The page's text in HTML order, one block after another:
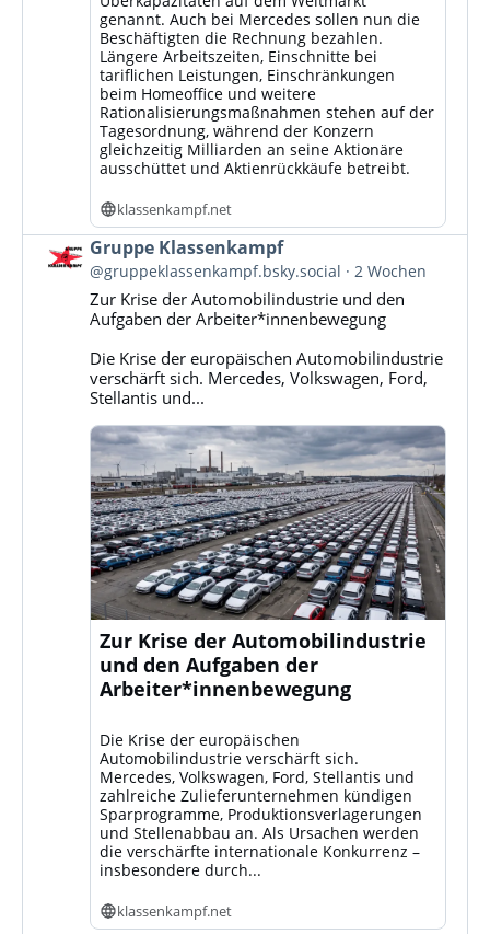
genannt. Auch bei Mercedes sollen nun die
Beschäftigten die Rechnung bezahlen.
Längere Arbeitszeiten, Einschnitte bei
tariflichen Leistungen, Einschränkungen
beim Homeoffice und weitere
Rationalisierungsmaßnahmen stehen auf der
Tagesordnung, während der Konzern
gleichzeitig Milliarden an seine Aktionäre
ausschüttet und Aktienrückkäufe betreibt.
klassenkampf.net
Beitrag
von
Gruppe
Klassenkampf
Bluesky
ansehen
Gruppe Klassenkampf
@gruppeklassenkampf.bsky.social 2 Wochen
Zur Krise der Automobilindustrie und den
Aufgaben der Arbeiter*innenbewegung
Die Krise der europäischen Automobilindustrie
verschärft sich. Mercedes, Volkswagen, Ford,
Stellantis und...
Zur Krise der Automobilindustrie
und den Aufgaben der
Arbeiter*innenbewegung
Die Krise der europäischen
Automobilindustrie verschärft sich.
Mercedes, Volkswagen, Ford, Stellantis und
zahlreiche Zulieferunternehmen kündigen
Sparprogramme, Produktionsverlagerungen
und Stellenabbau an. Als Ursachen werden
die verschärfte internationale Konkurrenz –
insbesondere durch...
klassenkampf.net